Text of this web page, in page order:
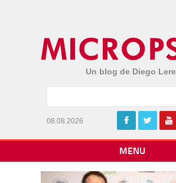
Un blog de Diego
08.08.2026
MENU